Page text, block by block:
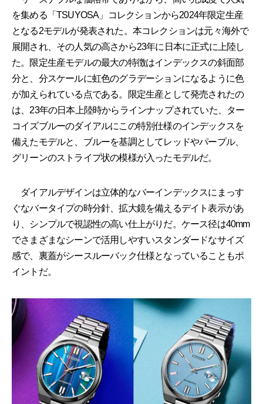
を集める「TSUYOSA」コレクションから2024年限定生産
となる2モデルが発表された。本コレクションは元々海外で
展開され、その人気の高さから23年に日本に正式に上陸し
た。限定生産モデルの最大の特徴はインデックスの斜面部
分と、分スケールに虹色のグラデーションになるように色
が加えられている点である。限定生産として発売されたの
は、23年の日本上陸時からラインナップされていた、ター
コイズブルーのダイアルにこの特別仕様のインデックスを
備えたモデルと、ブルーを基調としてレッドやパープル、
グリーンのストライプ状の模様が入ったモデルだ。
ダイアルデザインは立体的なバーインデックスにまっす
ぐなバータイプの時分針、拡大鏡を備えるデイト表示があ
り、シンプルで視認性の高い仕上がりだ。ケース径は40mm
でさまざまなシーンで活用しやすいスタンダードなサイズ
感で、裏蓋がシースルーバック仕様となっていることもポ
イントだ。